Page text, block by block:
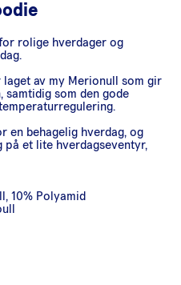
rolige hverdager og
laget av my Merionull som gir
samtidig som den gode
en behagelig hverdag, og
på et lite hverdagseventyr,
10% Polyamid